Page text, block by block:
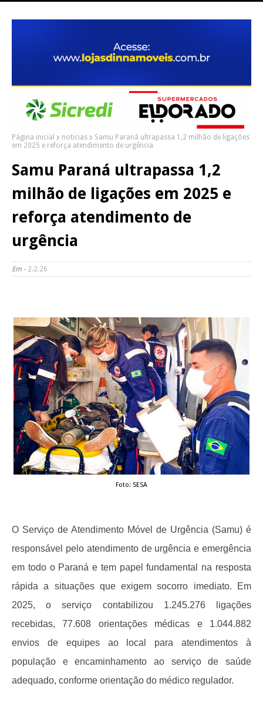
Página inicial noticias
Samu Paraná ultrapassa 1,2 milhão de ligações
em 2025 e reforça atendimento de urgência
Samu Paraná ultrapassa 1,2
milhão de ligações em 2025 e
reforça atendimento de
urgência
Em - 2.2.26
Foto: SESA
O Serviço de Atendimento Móvel de Urgência (Samu) é
responsável pelo atendimento de urgência e emergência
em todo o Paraná e tem papel fundamental na resposta
rápida a situações que exigem socorro imediato. Em
2025, o serviço contabilizou 1.245.276 ligações
recebidas, 77.608 orientações médicas e 1.044.882
envios de equipes ao local para atendimentos à
população e encaminhamento ao serviço de saúde
adequado, conforme orientação do médico regulador.